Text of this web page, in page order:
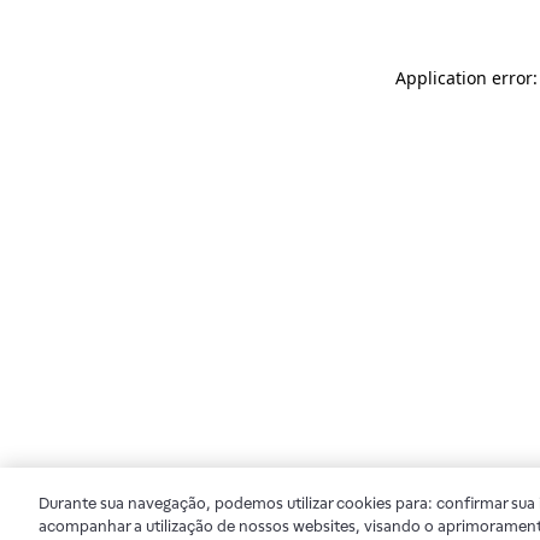
Application
Durante sua navegação, podemos utilizar cookies para: confirmar
acompanhar a utilização de nossos websites, visando o